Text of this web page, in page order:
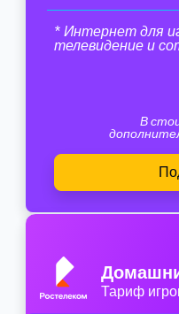
* Интернет для
телевидение и
В
Тариф